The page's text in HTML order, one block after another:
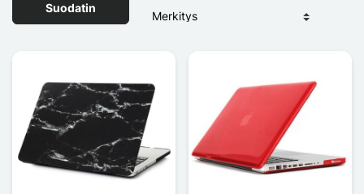
Suodatin